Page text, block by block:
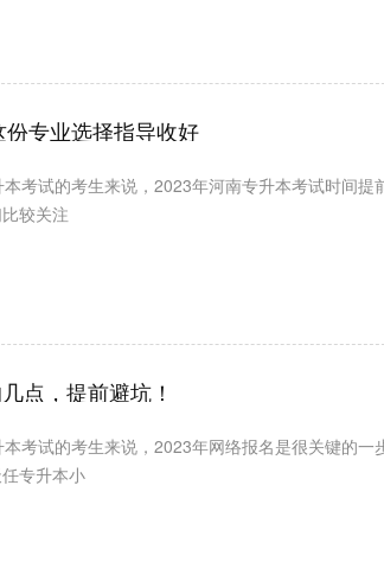
专业选择指导收好
考试的考生来说，2023年河南专升本考试时间提
较关注
点，提前避坑！
考试的考生来说，2023年网络报名是很关键的一
专升本小